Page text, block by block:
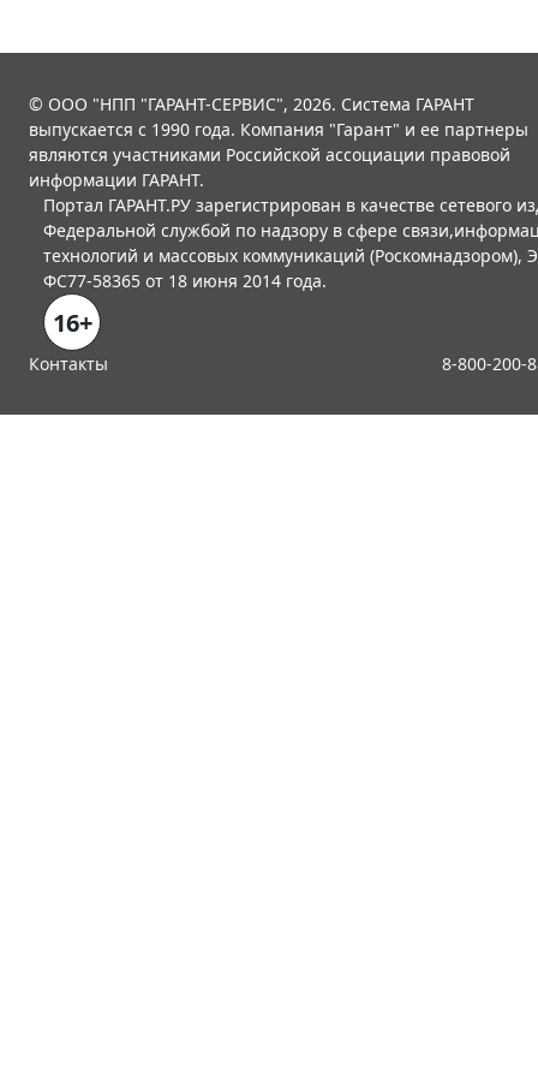
© ООО "НПП "ГАРАНТ-СЕРВИС", 2026. Система ГАРАНТ
выпускается с 1990 года. Компания "Гарант" и ее партнеры
являются участниками Российской ассоциации правовой
информации ГАРАНТ.
Портал ГАРАНТ.РУ зарегистрирован в качестве сетевого
Федеральной службой по надзору в сфере
технологий и массовых коммуникаций (Роскомнадзором),
ФС77-58365 от 18 июня 2014 года.
16+
Контакты 8-800-200-